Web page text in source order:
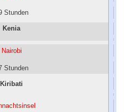
Stunden
Kenia
Nairobi
Stunden
Kiribati